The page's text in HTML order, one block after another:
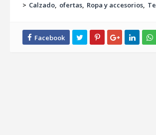
> Calzado ofertas Ropa y accesorios